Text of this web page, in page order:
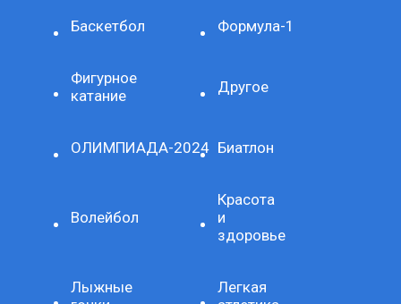
Баскетбол Формула-1
Фигурное
катание
Другое
ОЛИМПИАДА-2024 Биатлон
Волейбол
Красота
и
здоровье
Лыжные
Легкая